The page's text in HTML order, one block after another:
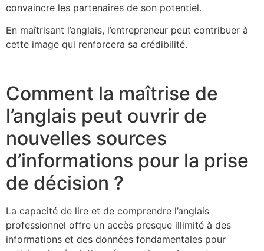
convaincre les partenaires de son potentiel.
En maîtrisant l’anglais, l’entrepreneur peut contribuer à
cette image qui renforcera sa crédibilité.
Comment la maîtrise de
l’anglais peut ouvrir de
nouvelles sources
d’informations pour la prise
de décision ?
La capacité de lire et de comprendre l’anglais
professionnel offre un accès presque illimité à des
informations et des données fondamentales pour